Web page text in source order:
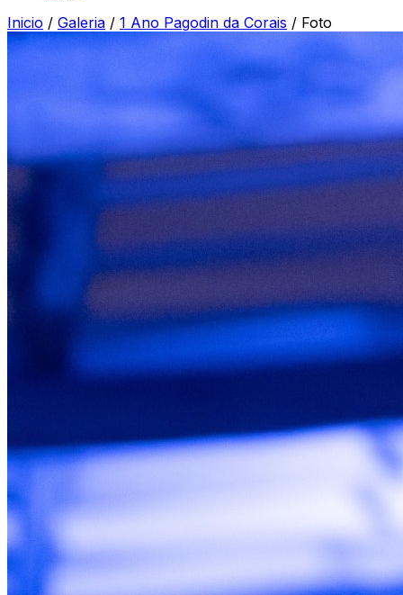
Inicio / Galeria / 1 Ano Pagodin da Corais / Foto